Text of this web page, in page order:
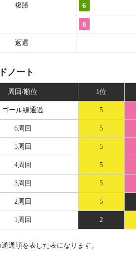
複勝 6
8
返還
ノート
周回/順位 1位
ゴール線通過 5
6周回 5
5周回 5
4周回 5
3周回 5
2周回 5
1周回 2
過順を表した表になります。